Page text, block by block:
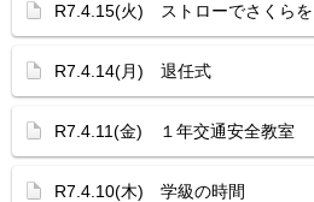
R7.4.15(火) ストローでさくらを
R7.4.14(月) 退任式
R7.4.11(金) １年交通安全教室
R7.4.10(木) 学級の時間